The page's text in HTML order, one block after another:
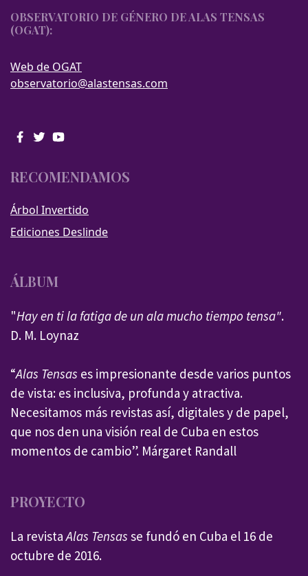
OBSERVATORIO DE GÉNERO DE ALAS TENSAS
(OGAT):
Web de OGAT
observatorio@alastensas.com
RECOMENDAMOS
Árbol Invertido
Ediciones Deslinde
ÁLBUM
"Hay en ti la fatiga de un ala mucho tiempo tensa".
D. M. Loynaz
“Alas Tensas es impresionante desde varios puntos
de vista: es inclusiva, profunda y atractiva.
Necesitamos más revistas así, digitales y de papel,
que nos den una visión real de Cuba en estos
momentos de cambio”. Márgaret Randall
PROYECTO
La revistaAlas Tensas se fundó en Cuba el 16 de
octubre de 2016.